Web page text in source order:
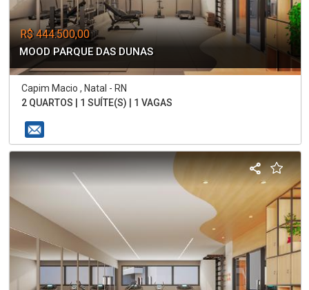
R$ 444.500,00
MOOD PARQUE DAS DUNAS
Capim Macio , Natal - RN
2 QUARTOS | 1 SUÍTE(S) | 1 VAGAS